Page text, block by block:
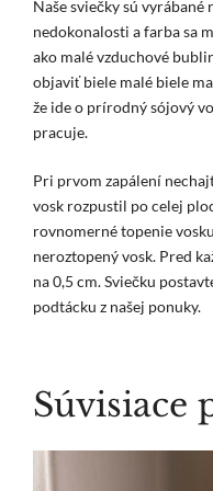
Naše sviečky sú
nedokonalosti a farba sa
ako malé vzduchové
objaviť biele malé biele
že ide o prírodný sójový
pracuje.
Pri prvom zapálení
vosk rozpustil po celej
rovnomerné topenie
neroztopený vosk. Pred
na 0,5 cm. Sviečku
podtácku z našej ponuky.
Súvisiace